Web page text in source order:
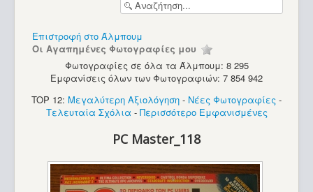
Επιστροφή στο Άλμπουμ
Οι Αγαπημένες Φωτογραφίες μου
Φωτογραφίες σε όλα τα Άλμπουμ: 8 295
Εμφανίσεις όλων των Φωτογραφιών: 7 854 942
TOP 12: Μεγαλύτερη Αξιολόγηση - Νέες Φωτογραφίες -
Τελευταία Σχόλια - Περισσότερο Εμφανισμένες
PC Master_118